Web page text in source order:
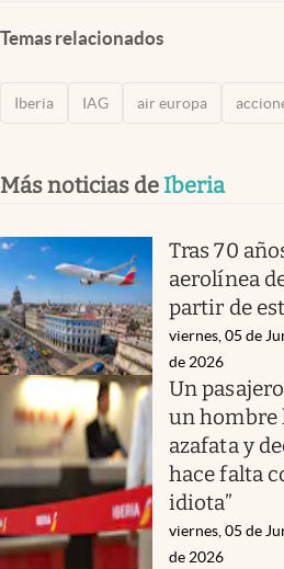
Temas relacionados
Iberia IAG air europa
Más noticias de Iberia
Tras 70
aerolínea
partir de
viernes, 05 de
de 2026
Un
un hombre
azafata y
hace falta
idiota”
viernes, 05 de
de 2026